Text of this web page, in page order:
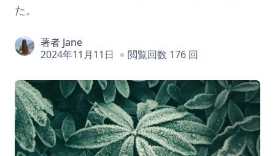
た。
著者 Jane
2024年11月11日
閲覧回数 176 回